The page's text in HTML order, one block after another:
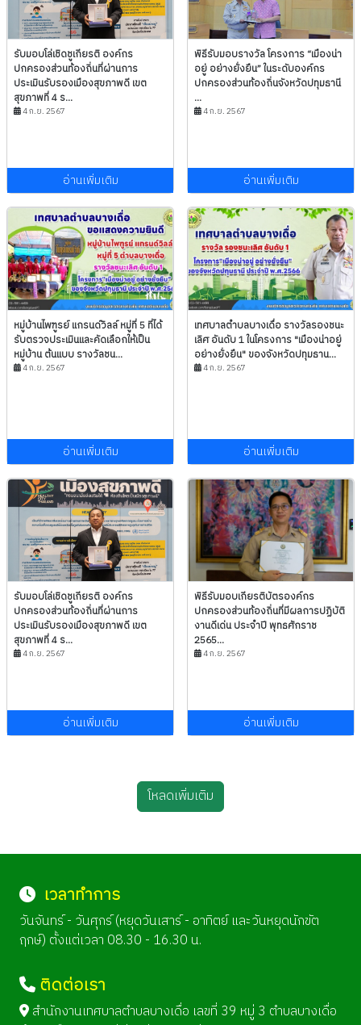
รับมอบโล่เชิดชูเกียรติ องค์กร
ปกครองส่วนท้องถิ่นที่ผ่านการ
ประเมินรับรองเมืองสุขภาพดี เขต
สุขภาพที่ 4 ร...
4 ก.ย. 2567
อ่านเพิ่มเติม
พิธีรับมอบรางวัล โครงการ “เมืองน่า
อยู่ อย่างยั่งยืน” ในระดับองค์กร
ปกครองส่วนท้องถิ่นจังหวัดปทุมธานี
...
4 ก.ย. 2567
อ่านเพิ่มเติม
หมู่บ้านไพฑูรย์ แกรนด์วิลล์ หมู่ที่ 5 ที่ได้
รับตรวจประเมินและคัดเลือกให้เป็น
หมู่บ้าน ต้นแบบ รางวัลชน...
4 ก.ย. 2567
อ่านเพิ่มเติม
เทศบาลตำบลบางเดื่อ รางวัลรองชนะ
เลิศ อันดับ 1 ในโครงการ "เมืองน่าอยู่
อย่างยั่งยืน" ของจังหวัดปทุมธาน...
4 ก.ย. 2567
อ่านเพิ่มเติม
รับมอบโล่เชิดชูเกียรติ องค์กร
ปกครองส่วนท้องถิ่นที่ผ่านการ
ประเมินรับรองเมืองสุขภาพดี เขต
สุขภาพที่ 4 ร...
4 ก.ย. 2567
อ่านเพิ่มเติม
พิธีรับมอบเกียรติบัตรองค์กร
ปกครองส่วนท้องถิ่นที่มีผลการปฏิบัติ
งานดีเด่น ประจำปี พุทธศักราช
2565...
4 ก.ย. 2567
อ่านเพิ่มเติม
โหลดเพิ่มเติม
เวลาทำการ
วันจันทร์ - วันศุกร์ (หยุดวันเสาร์ - อาทิตย์ และวันหยุดนักขัต
ฤกษ์) ตั้งแต่เวลา 08.30 - 16.30 น.
ติดต่อเรา
สำนักงานเทศบาลตำบลบางเดื่อ เลขที่ 39 หมู่ 3 ตำบลบางเดื่อ